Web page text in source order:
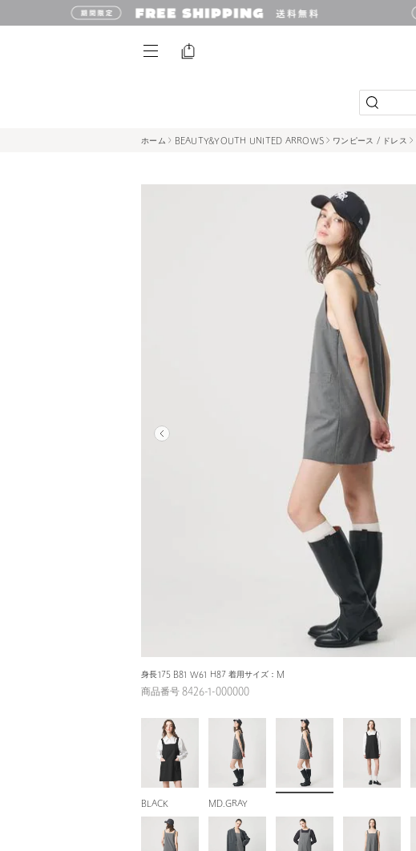
ホーム BEAUTY&YOUTH UNITED ARROWS ワンピース / ドレス
身長175 B81 W61 H87 着用サイズ：M
商品番号 8426-1-000000
BLACK MD.GRAY